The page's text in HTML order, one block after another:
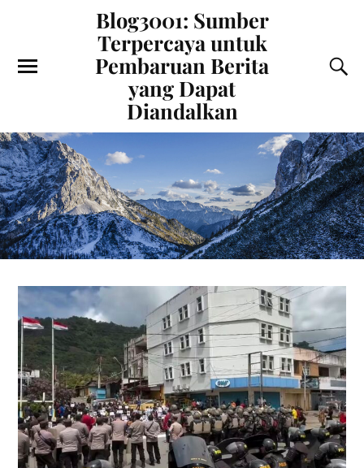
Blog3001: Sumber
Terpercaya untuk
Pembaruan Berita
yang Dapat
Diandalkan